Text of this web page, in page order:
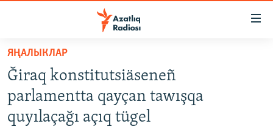
төп
эчтәлек
төп
меню
эзләү
ЯҢАЛЫКЛАР
БАШКОРТСТАН
ТАТАРСТАН
ЯҢАЛЫКЛАР
Ğiraq konstitutsiäseneñ
parlamentta qayçan tawışqa
quyılaçağı açıq tügel